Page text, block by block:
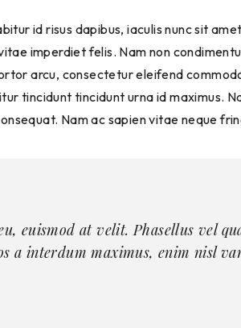
imperdiet felis. Nam non
arcu, consectetur eleifend
tincidunt tincidunt urna id maximus.
Nam ac sapien vitae neque
a interdum maximus, enim nisl